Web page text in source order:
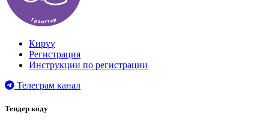
Кирүү
Регистрация
Инструкции по регистрации
Телеграм канал
Тендер коду